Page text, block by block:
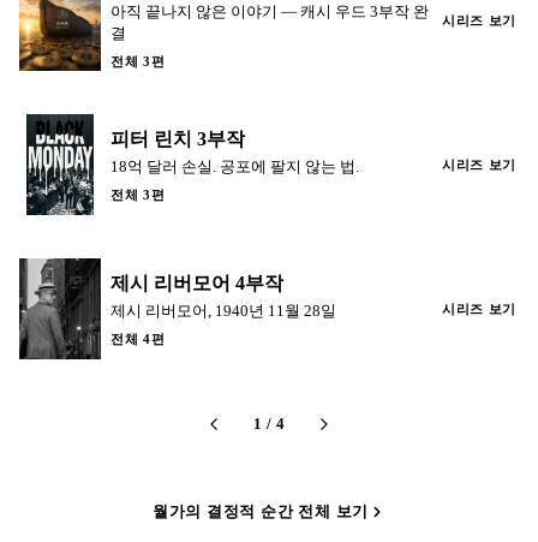
아직 끝나지 않은 이야기 — 캐시 우드 3부작 완
결
전체 3편
시리즈 보기
피터 린치 3부작
18억 달러 손실. 공포에 팔지 않는 법.
전체 3편
시리즈 보기
제시 리버모어 4부작
제시 리버모어, 1940년 11월 28일
전체 4편
시리즈 보기
1 / 4
월가의 결정적 순간 전체 보기